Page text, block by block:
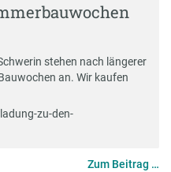
stehen nach längerer
an. Wir kaufen
zu-den-
Zum Beitrag …